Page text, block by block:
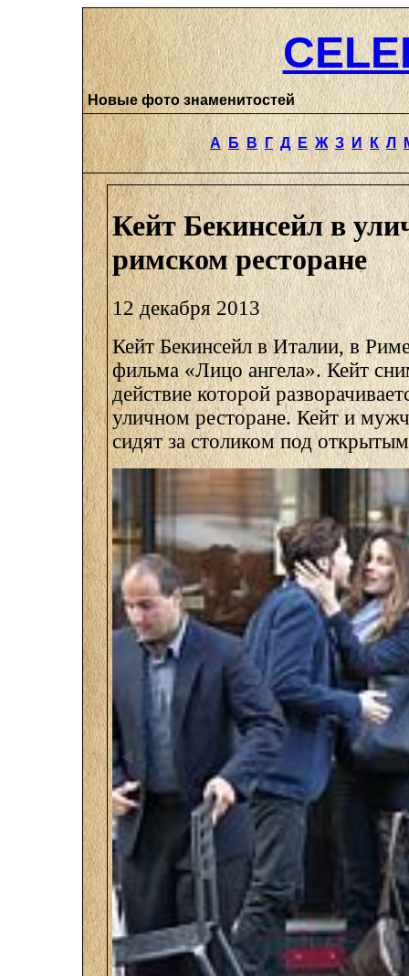
Новые фото знаменитостей
А Б В Г Д Е Ж З И К Л
Кейт Бекинсейл в
римском ресторане
12 декабря 2013
Кейт Бекинсейл в Италии, в
фильма «Лицо ангела». Кейт
действие которой
уличном ресторане. Кейт и
сидят за столиком под